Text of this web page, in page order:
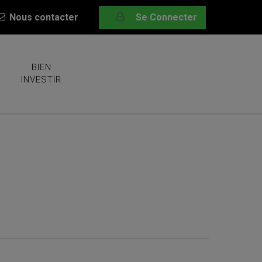
Nous contacter Se Connecter
BIEN
INVESTIR